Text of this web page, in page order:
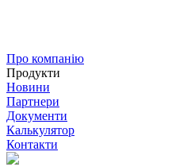
Про компанію
Продукти
Новини
Партнери
Документи
Калькулятор
Контакти